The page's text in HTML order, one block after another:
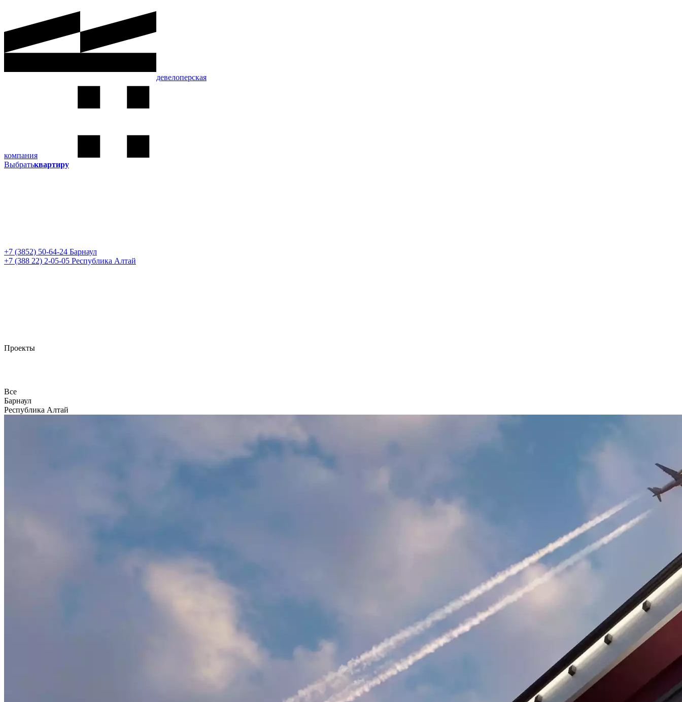
девелоперская
компания
Выбратьквартиру
+7 (3852) 50-64-24 Барнаул
+7 (388 22) 2-05-05 Республика Алтай
Проекты
Все
Барнаул
Республика Алтай